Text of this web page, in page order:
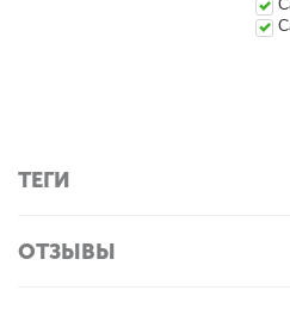
ТЕГИ
ОТЗЫВЫ